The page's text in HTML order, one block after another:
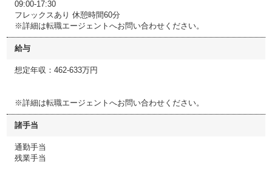
09:00-17:30
フレックスあり 休憩時間60分
※詳細は転職エージェントへお問い合わせください。
給与
想定年収：462-633万円
※詳細は転職エージェントへお問い合わせください。
諸手当
通勤手当
残業手当